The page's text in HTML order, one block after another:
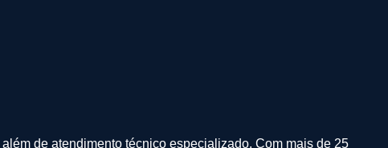
de atendimento técnico especializado. Com mais de 25